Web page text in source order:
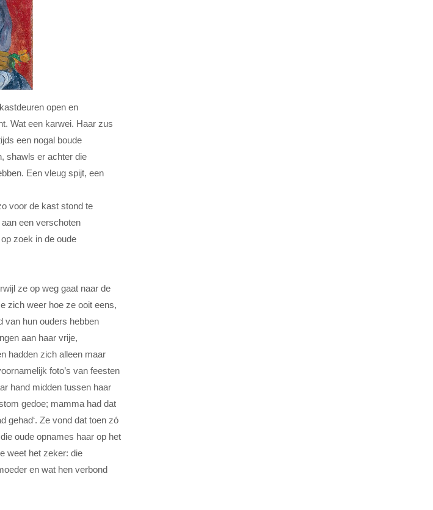
open en
Wat een karwei. Haar zus
een nogal boude
shawls er achter die
Een vleug spijt, een
voor de kast stond te
een verschoten
zoek in de oude
ze op weg gaat naar de
zich weer hoe ze ooit eens,
van hun ouders hebben
aan haar vrije,
hadden zich alleen maar
foto’s van feesten
hand midden tussen haar
gedoe; mamma had dat
gehad‘. Ze vond dat toen zó
oude opnames haar op het
weet het zeker: die
en wat hen verbond